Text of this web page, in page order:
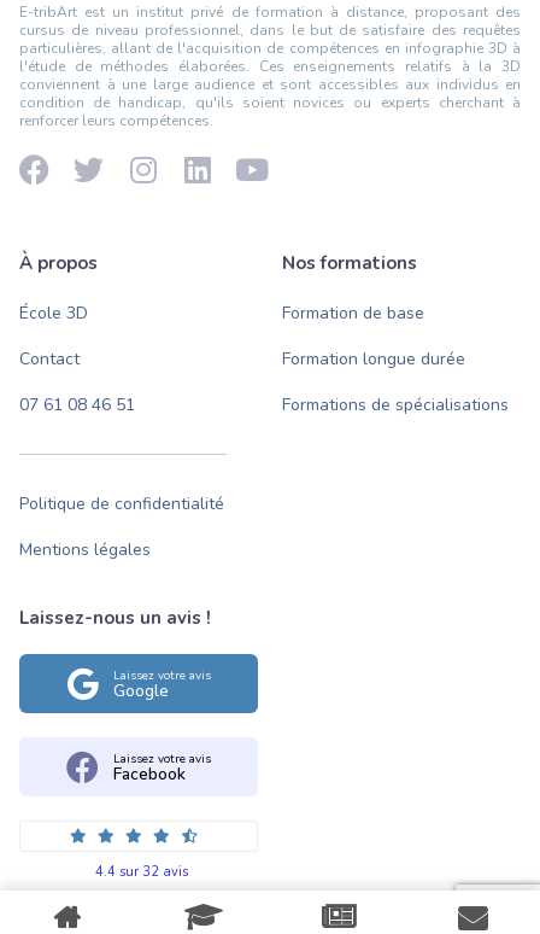
E-tribArt est un institut privé de formation à distance, proposant des
cursus de niveau professionnel, dans le but de satisfaire des requêtes
particulières, allant de l'acquisition de compétences en infographie 3D à
l'étude de méthodes élaborées. Ces enseignements relatifs à la 3D
conviennent à une large audience et sont accessibles aux individus en
condition de handicap, qu'ils soient novices ou experts cherchant à
renforcer leurs compétences.
À propos
École 3D
Contact
07 61 08 46 51
Politique de confidentialité
Mentions légales
Nos formations
Formation de base
Formation longue durée
Formations de spécialisations
Laissez-nous un avis !
Laissez votre avis
Google
Laissez votre avis
Facebook
4.4 sur 32 avis